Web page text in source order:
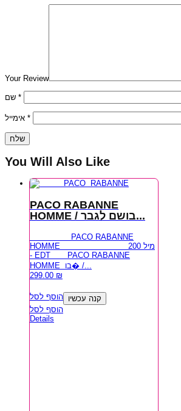
Your Review
*
*
You Will Also Like
PACO RABANNE
HOMME / בושם לגבר...
PACO RABANNE
HOMME 200 מיל
- EDT PACO RABANNE
HOMME בו� /...
299.00 ₪
הוסף לסל קנה עכשיו
הוסף לסל
Details